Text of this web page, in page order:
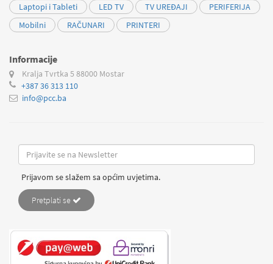
Laptopi i Tableti
LED TV TV UREĐAJI
PERIFERIJA
Mobilni
RAČUNARI PRINTERI
Informacije
Kralja Tvrtka 5 88000 Mostar
+387 36 313 110
info@pcc.ba
Prijavom se slažem sa općim uvjetima.
Pretplati se